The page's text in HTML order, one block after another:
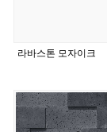
라바스톤 모자이크